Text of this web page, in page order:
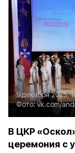
9 декабря 2025,
Фото:vk.com/
В ЦКР
церемония с